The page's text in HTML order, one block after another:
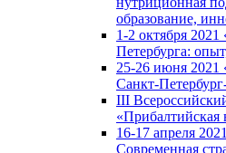
образование,
1-2 октября
Петербурга:
25-26 июня 2021
Санкт-
III
«Прибалтийская
16-17 апреля
Современная